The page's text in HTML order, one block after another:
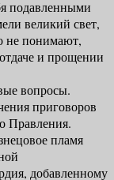
подавленными
великий свет,
не понимают,
и прощении
вопросы.
приговоров
Правления.
пламя
добавленному